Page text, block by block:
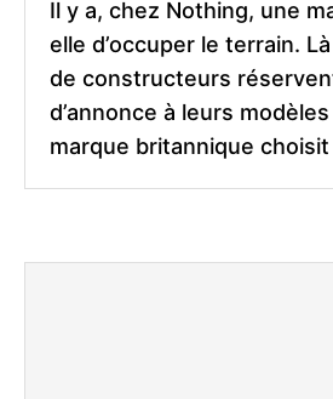
Il y a, chez Nothing, une
elle d’occuper le terrain.
de constructeurs
d’annonce à leurs
marque britannique